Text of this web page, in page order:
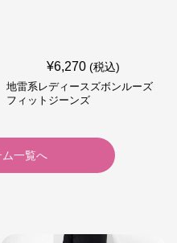
¥6,270 (税込)
地雷系レディースズボンルーズ
フィットジーンズ
ム一覧へ